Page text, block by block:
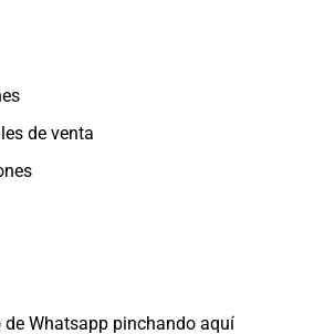
de venta
de Whatsapp pinchando aquí​